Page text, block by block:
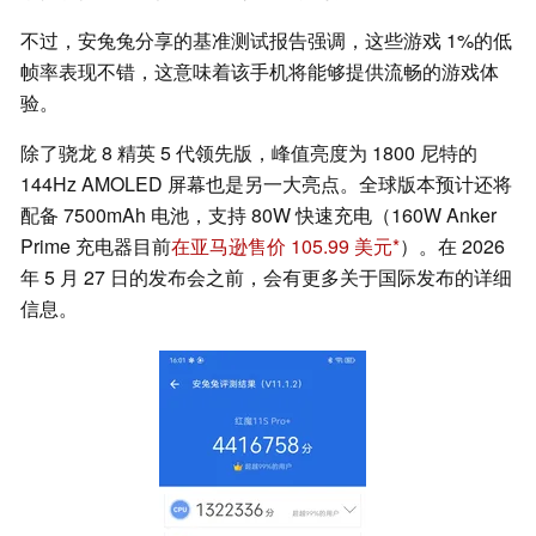
不过，安兔兔分享的基准测试报告强调，这些游戏 1%的低
帧率表现不错，这意味着该手机将能够提供流畅的游戏体
验。
除了骁龙 8 精英 5 代领先版，峰值亮度为 1800 尼特的
144Hz AMOLED 屏幕也是另一大亮点。全球版本预计还将
配备 7500mAh 电池，支持 80W 快速充电（160W Anker
Prime 充电器目前在亚马逊售价 105.99 美元 ）。在 2026
年 5 月 27 日的发布会之前，会有更多关于国际发布的详细
信息。